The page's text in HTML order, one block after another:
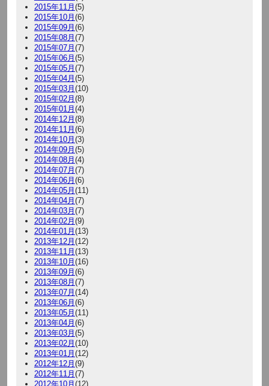
2015年11月 (5)
2015年10月 (6)
2015年09月 (6)
2015年08月 (7)
2015年07月 (7)
2015年06月 (5)
2015年05月 (7)
2015年04月 (5)
2015年03月 (10)
2015年02月 (8)
2015年01月 (4)
2014年12月 (8)
2014年11月 (6)
2014年10月 (3)
2014年09月 (5)
2014年08月 (4)
2014年07月 (7)
2014年06月 (6)
2014年05月 (11)
2014年04月 (7)
2014年03月 (7)
2014年02月 (9)
2014年01月 (13)
2013年12月 (12)
2013年11月 (13)
2013年10月 (16)
2013年09月 (6)
2013年08月 (7)
2013年07月 (14)
2013年06月 (6)
2013年05月 (11)
2013年04月 (6)
2013年03月 (5)
2013年02月 (10)
2013年01月 (12)
2012年12月 (9)
2012年11月 (7)
2012年10月 (12)